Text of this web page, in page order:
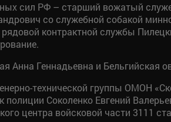
сил РФ – старший вожатый
со служебной собакой
контрактной службы
Анна Геннадьевна и Бельгийская
технической группы ОМОН
Соколенко Евгений
центра войсковой части 3111